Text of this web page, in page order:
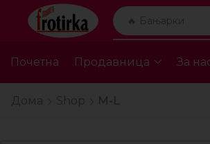
🔥 Бањарки
Почетна Продавница За